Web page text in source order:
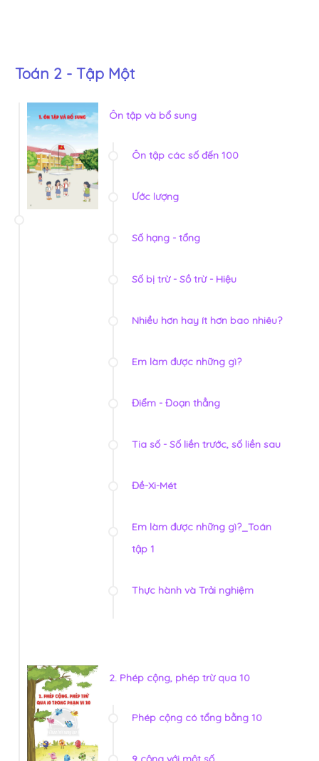
Toán 2 - Tập Một
Ôn tập và bổ sung
Ôn tập các số đến 100
Ước lượng
Số hạng - tổng
Số bị trừ - Sồ trừ - Hiệu
Nhiều hơn hay ít hơn bao nhiêu?
Em làm được những gì?
Điểm - Đoạn thẳng
Tia số - Số liền trước, số liền sau
Đề-Xi-Mét
Em làm được những gì?_Toán
tập 1
Thực hành và Trải nghiệm
2. Phép cộng, phép trừ qua 10
Phép cộng có tổng bằng 10